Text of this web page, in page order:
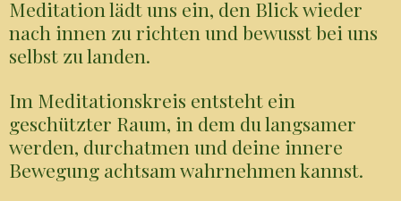
Meditation lädt uns ein, den Blick wieder
nach innen zu richten und bewusst bei uns
selbst zu landen.
Im Meditationskreis entsteht ein
geschützter Raum, in dem du langsamer
werden, durchatmen und deine innere
Bewegung achtsam wahrnehmen kannst.